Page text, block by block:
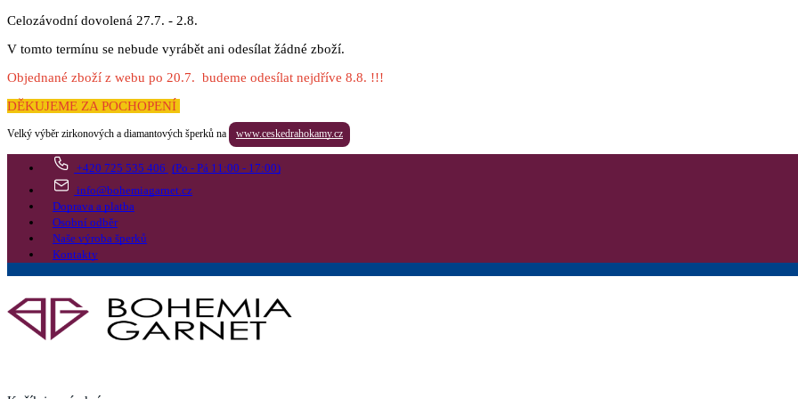
Celozávodní dovolená 27.7. - 2.8.
V tomto termínu se nebude vyrábět ani odesílat žádné zboží.
Objednané zboží z webu po 20.7. budeme odesílat nejdříve 8.8. !!!
DĚKUJEME ZA POCHOPENÍ
Velký výběr zirkonových a diamantových šperků na www.ceskedrahokamy.cz
+420 725 535 406 (Po - Pá 11:00 - 17:00)
info@bohemiagarnet.cz
Doprava a platba
Osobní odběr
Naše výroba šperků
Kontakty